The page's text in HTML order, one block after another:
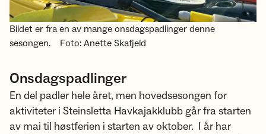
Bildet er fra en av mange onsdagspadlinger denne
sesongen.
Foto: Anette Skafjeld
Onsdagspadlinger
En del padler hele året, men hovedsesongen for
aktiviteter i Steinsletta Havkajakklubb går fra starten
av mai til høstferien i starten av oktober. I år har